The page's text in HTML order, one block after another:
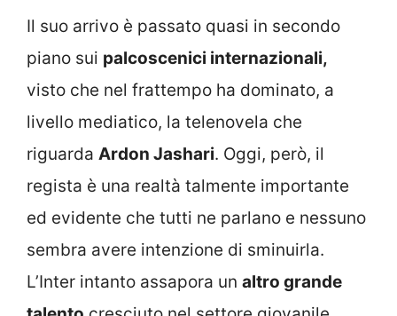
Il suo arrivo è passato quasi in secondo
piano sui palcoscenici internazionali,
visto che nel frattempo ha dominato, a
livello mediatico, la telenovela che
riguarda Ardon Jashari. Oggi, però, il
regista è una realtà talmente importante
ed evidente che tutti ne parlano e nessuno
sembra avere intenzione di sminuirla.
L’Inter intanto assapora un altro grande